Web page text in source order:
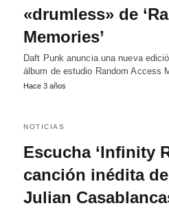
«drumless» de
Memories’
Daft Punk anuncia una nueva
álbum de estudio Random Access
Hace 3 años
NOTICIAS
Escucha ‘Infinity
canción inédita
Julian